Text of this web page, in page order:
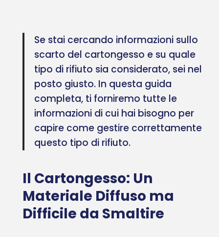
Se stai cercando informazioni sullo
scarto del cartongesso e su quale
tipo di rifiuto sia considerato, sei nel
posto giusto. In questa guida
completa, ti forniremo tutte le
informazioni di cui hai bisogno per
capire come gestire correttamente
questo tipo di rifiuto.
Il Cartongesso: Un
Materiale Diffuso ma
Difficile da Smaltire